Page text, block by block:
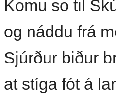
Komu so til
og náddu frá
Sjúrður biður
at stíga fót á